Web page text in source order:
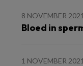
8 NOVEMBER 2021
Bloed in
1 NOVEMBER 2021